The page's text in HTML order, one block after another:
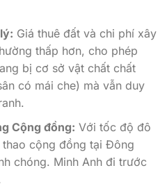
Giá thuê đất và chi phí xây
thấp hơn, cho phép
bị cơ sở vật chất chất
có mái che) mà vẫn duy
Cộng đồng: Với tốc độ đô
cộng đồng tại Đông
chóng. Minh Anh đi trước